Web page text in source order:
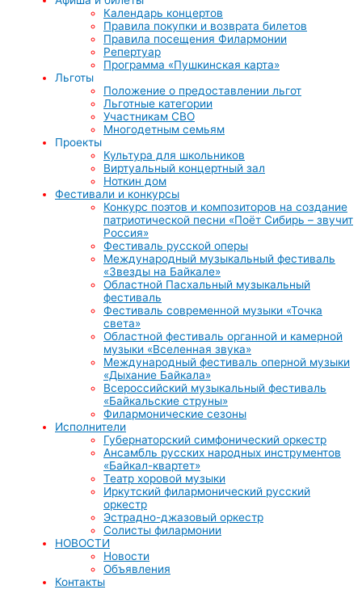
Календарь концертов
Правила покупки и возврата билетов
Правила посещения Филармонии
Репертуар
Программа «Пушкинская карта»
Льготы
Положение о предоставлении льгот
Льготные категории
Участникам СВО
Многодетным семьям
Проекты
Культура для школьников
Виртуальный концертный зал
Ноткин дом
Фестивали и конкурсы
Конкурс поэтов и композиторов на создание
патриотической песни «Поёт Сибирь – звучит
Россия»
Фестиваль русской оперы
Международный музыкальный фестиваль
«Звезды на Байкале»
Областной Пасхальный музыкальный
фестиваль
Фестиваль современной музыки «Точка
света»
Областной фестиваль органной и камерной
музыки «Вселенная звука»
Международный фестиваль оперной музыки
«Дыхание Байкала»
Всероссийский музыкальный фестиваль
«Байкальские струны»
Филармонические сезоны
Исполнители
Губернаторский симфонический оркестр
Ансамбль русских народных инструментов
«Байкал-квартет»
Театр хоровой музыки
Иркутский филармонический русский
оркестр
Эстрадно-джазовый оркестр
Солисты филармонии
НОВОСТИ
Новости
Объявления
Контакты